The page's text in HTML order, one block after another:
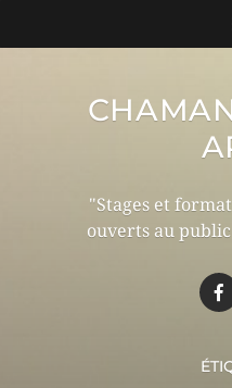
"Stages et
ouverts au